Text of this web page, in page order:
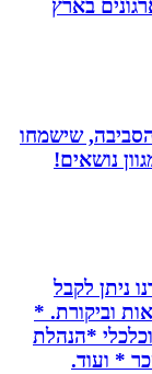
בארץ
שישמחו
לקבל
*
*הנהלת